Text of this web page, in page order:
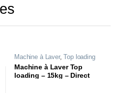
Machine à Laver,Top loading
Machine à Laver Top
loading – 15kg – Direct